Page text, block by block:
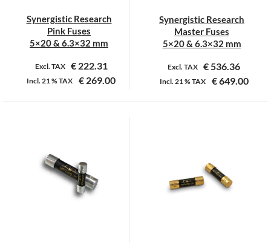
Synergistic Research
Pink Fuses
5×20 & 6.3×32 mm
Excl. TAX €222.31
Incl.21 %TAX € 269.00
Dit
variaties.
Deze
optie
kan
Synergistic Research
Master Fuses
5×20 & 6.3×32 mm
Excl. TAX € 536.36
Incl.21 %TAX €649.00
Dit
variaties.
Deze
optie